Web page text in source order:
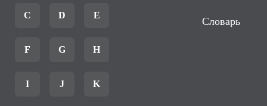
C D E
F G H
I J K
Словарь